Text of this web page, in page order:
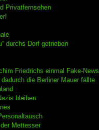
Privatfernsehen
durchs Dorf getrieben
Friedrichs einmal Fake-News
die Berliner Mauer fällte
bleiben
Mettesser